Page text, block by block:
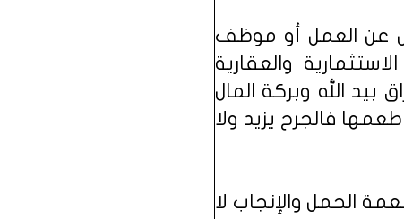
عن العمل أو موظف
والعقارية
بيد الله وبركة المال
فالجرح يزيد ولا
الحمل والإنجاب لا